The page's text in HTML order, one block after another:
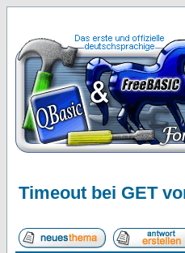
Timeout bei GET